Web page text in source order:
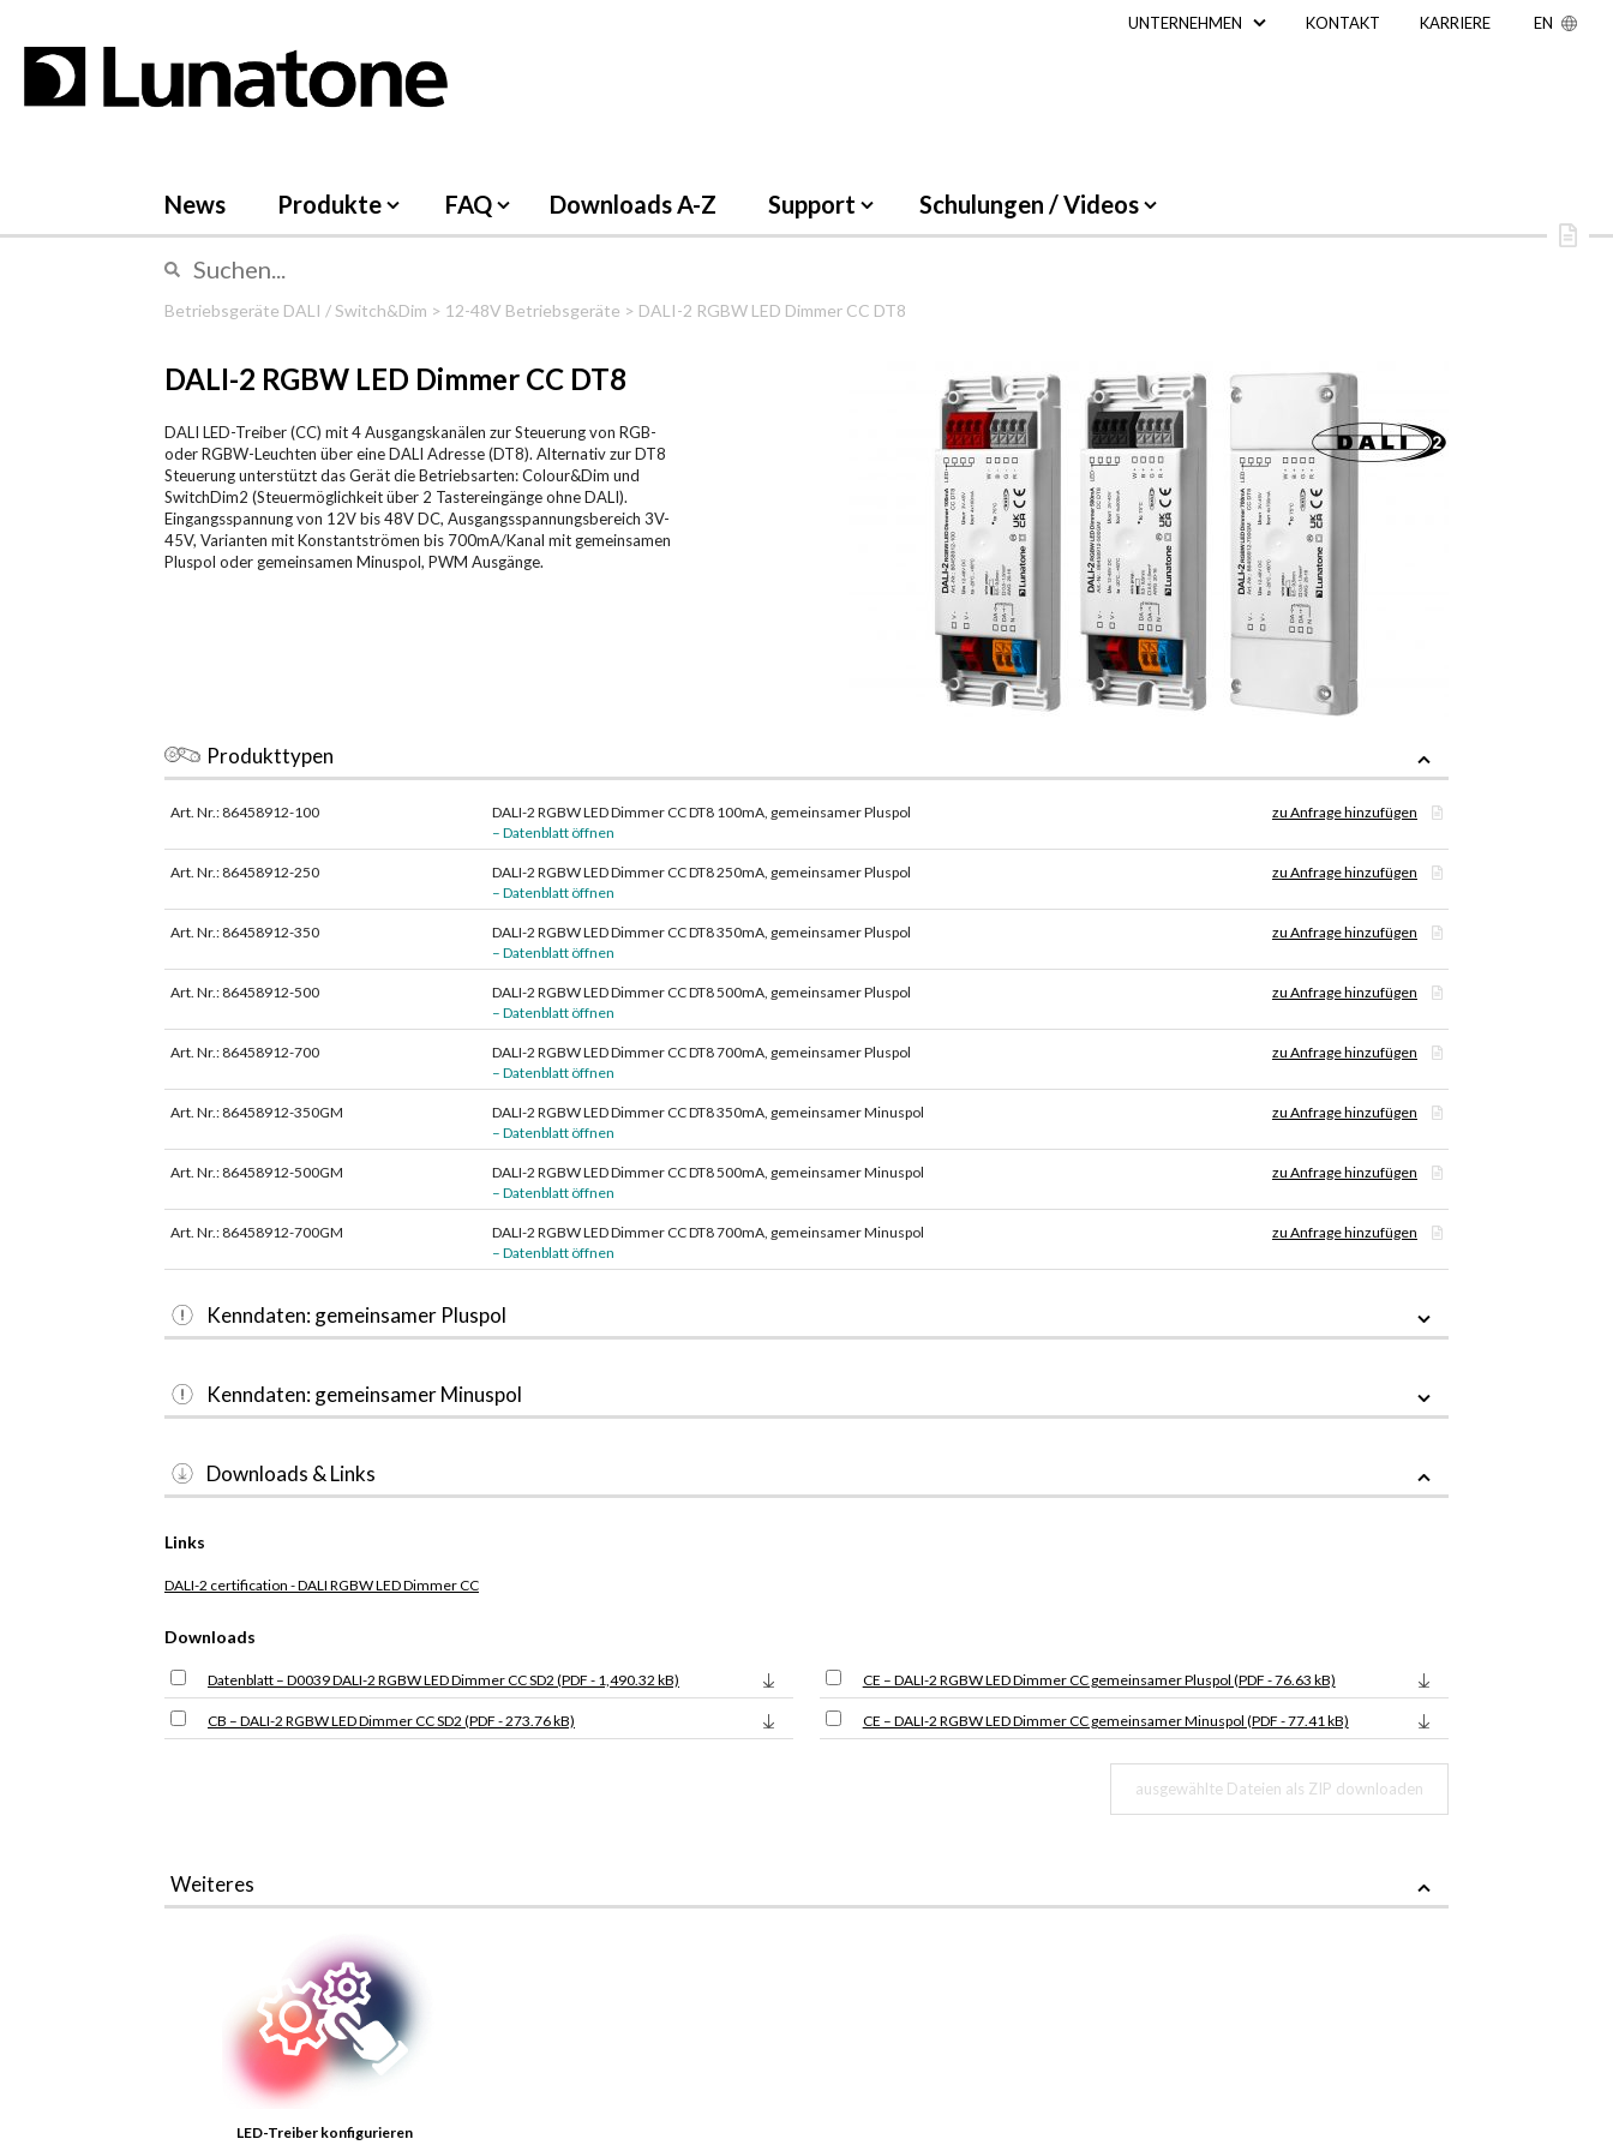
content
UNTERNEHMEN KONTAKT KARRIERE EN
News Produkte FAQ Downloads A-Z Support Schulungen / Videos
Betriebsgeräte DALI / Switch&Dim > 12-48V Betriebsgeräte > DALI-2 RGBW LED Dimmer CC DT8
DALI-2 RGBW LED Dimmer CC DT8
DALI LED-Treiber (CC) mit 4 Ausgangskanälen zur Steuerung von RGB-
oder RGBW-Leuchten über eine DALI Adresse (DT8). Alternativ zur DT8
Steuerung unterstützt das Gerät die Betriebsarten: Colour&Dim und
SwitchDim2 (Steuermöglichkeit über 2 Tastereingänge ohne DALI).
Eingangsspannung von 12V bis 48V DC, Ausgangsspannungsbereich 3V-
45V, Varianten mit Konstantströmen bis 700mA/Kanal mit gemeinsamen
Pluspol oder gemeinsamen Minuspol, PWM Ausgänge.
Produkttypen
Art. Nr.: 86458912-100
DALI-2 RGBW LED Dimmer CC DT8 100mA, gemeinsamer Pluspol
– Datenblatt öffnen
zu Anfrage hinzufügen
Art. Nr.: 86458912-250
DALI-2 RGBW LED Dimmer CC DT8 250mA, gemeinsamer Pluspol
– Datenblatt öffnen
zu Anfrage hinzufügen
Art. Nr.: 86458912-350
DALI-2 RGBW LED Dimmer CC DT8 350mA, gemeinsamer Pluspol
– Datenblatt öffnen
zu Anfrage hinzufügen
Art. Nr.: 86458912-500
DALI-2 RGBW LED Dimmer CC DT8 500mA, gemeinsamer Pluspol
– Datenblatt öffnen
zu Anfrage hinzufügen
Art. Nr.: 86458912-700
DALI-2 RGBW LED Dimmer CC DT8 700mA, gemeinsamer Pluspol
– Datenblatt öffnen
zu Anfrage hinzufügen
Art. Nr.: 86458912-350GM
DALI-2 RGBW LED Dimmer CC DT8 350mA, gemeinsamer Minuspol
– Datenblatt öffnen
zu Anfrage hinzufügen
Art. Nr.: 86458912-500GM
DALI-2 RGBW LED Dimmer CC DT8 500mA, gemeinsamer Minuspol
– Datenblatt öffnen
zu Anfrage hinzufügen
Art. Nr.: 86458912-700GM
DALI-2 RGBW LED Dimmer CC DT8 700mA, gemeinsamer Minuspol
– Datenblatt öffnen
zu Anfrage hinzufügen
Kenndaten: gemeinsamer Pluspol
Kenndaten: gemeinsamer Minuspol
Downloads & Links
Links
DALI-2 certification - DALI RGBW LED Dimmer CC
Downloads
Datenblatt – D0039 DALI-2 RGBW LED Dimmer CC SD2 (PDF - 1,490.32 kB) CE – DALI-2 RGBW LED Dimmer CC gemeinsamer Pluspol (PDF - 76.63 kB)
CB – DALI-2 RGBW LED Dimmer CC SD2 (PDF - 273.76 kB) CE – DALI-2 RGBW LED Dimmer CC gemeinsamer Minuspol (PDF - 77.41 kB)
Weiteres
LED-Treiber konfigurieren